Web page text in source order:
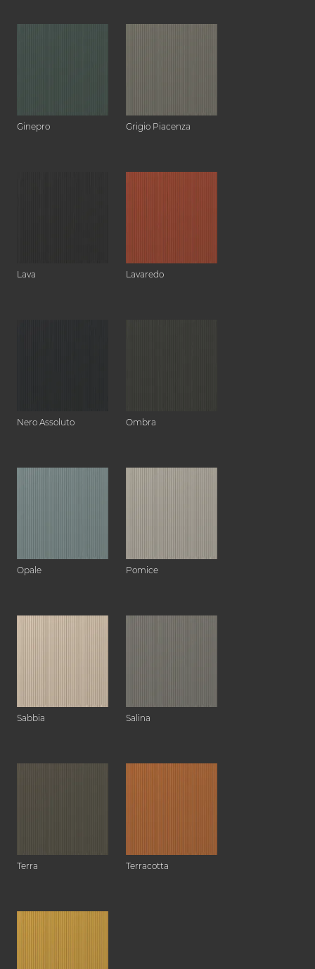
Ginepro Grigio Piacenza
Lava Lavaredo
Nero Assoluto Ombra
Opale Pomice
Sabbia Salina
Terra Terracotta